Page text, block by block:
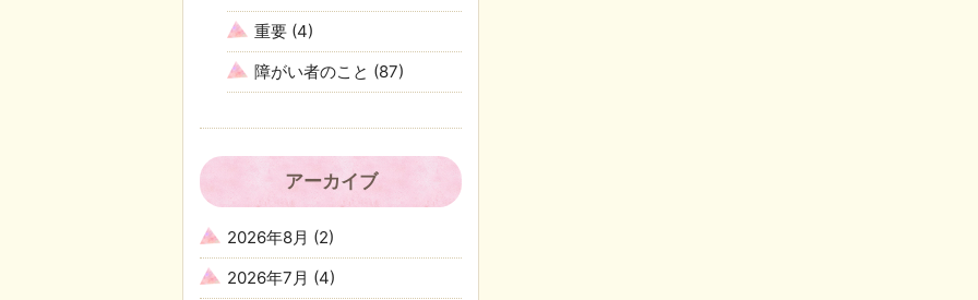
重要 (4)
障がい者のこと (87)
アーカイブ
2026年8月 (2)
2026年7月 (4)